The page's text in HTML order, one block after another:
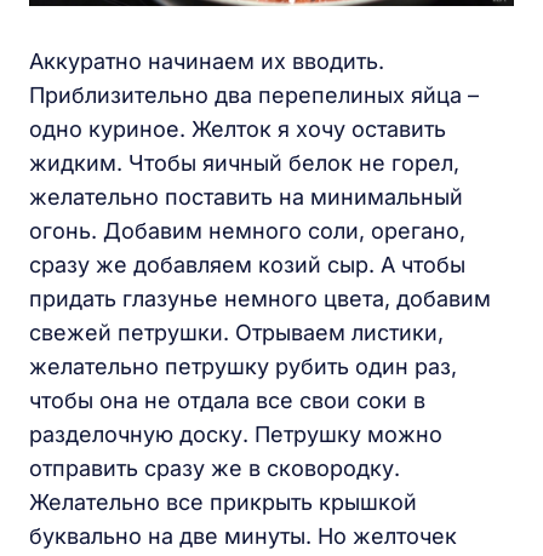
Аккуратно начинаем их вводить.
Приблизительно два перепелиных яйца –
одно куриное. Желток я хочу оставить
жидким. Чтобы яичный белок не горел,
желательно поставить на минимальный
огонь. Добавим немного соли, орегано,
сразу же добавляем козий сыр. А чтобы
придать глазунье немного цвета, добавим
свежей петрушки. Отрываем листики,
желательно петрушку рубить один раз,
чтобы она не отдала все свои соки в
разделочную доску. Петрушку можно
отправить сразу же в сковородку.
Желательно все прикрыть крышкой
буквально на две минуты. Но желточек